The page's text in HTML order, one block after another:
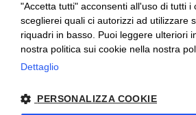
"Accetta tutti" acconsenti all'uso di tutti i
sceglierei quali ci autorizzi ad utilizzare
riquadri in basso. Puoi leggere ulteriori
nostra politica sui cookie nella nostra
Dettaglio
PERSONALIZZA COOKIE